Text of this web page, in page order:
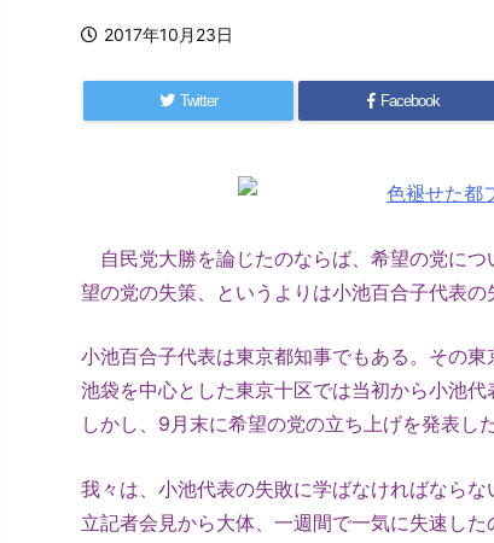
2017年10月23日
Twitter Facebook
自民党大勝を論じたのならば、希望の党に
望の党の失策、というよりは小池百合子代表
小池百合子代表は東京都知事でもある。その
池袋を中心とした東京十区では当初から小池
しかし、9月末に希望の党の立ち上げを発表
我々は、小池代表の失敗に学ばなければなら
立記者会見から大体、一週間で一気に失速し